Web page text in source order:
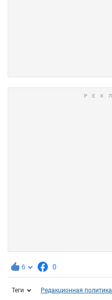
6 0
Теги Редакционная политика